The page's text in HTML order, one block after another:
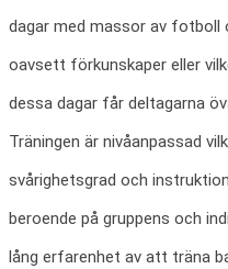
dagar med massor av fotboll
oavsett förkunskaper eller
dessa dagar får deltagarna
Träningen är nivåanpassad
svårighetsgrad och
beroende på gruppens och
lång erfarenhet av att träna